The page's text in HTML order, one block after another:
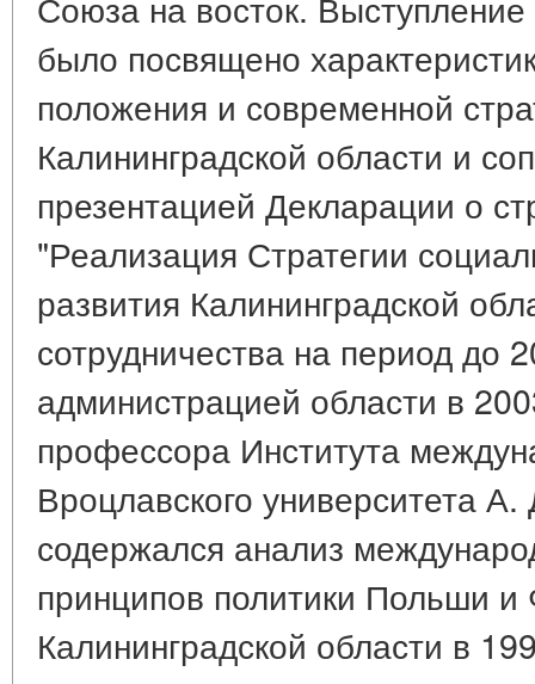
было посвящено
положения и современной
Калининградской области и
презентацией Декларации о
"Реализация Стратегии
развития Калининградской
сотрудничества на период до
администрацией области в
профессора Института
Вроцлавского университета
содержался анализ
принципов политики Польши
Калининградской области в